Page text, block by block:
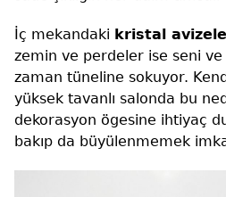
İç mekandaki kristal
zemin ve perdeler ise seni
zaman tüneline sokuyor.
yüksek tavanlı salonda bu
dekorasyon ögesine ihtiyaç
bakıp da büyülenmemek